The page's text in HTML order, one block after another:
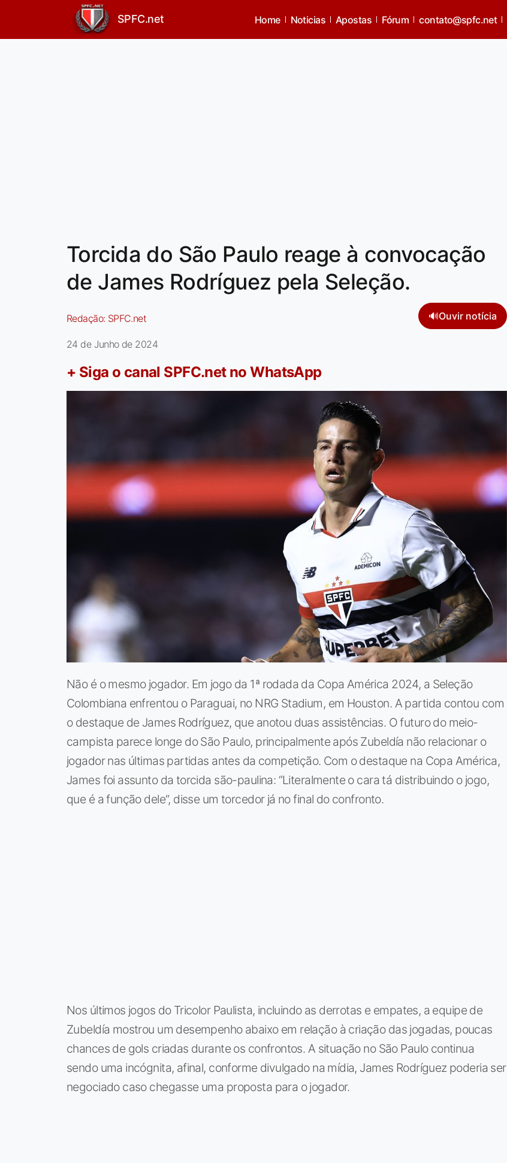
SPFC.net Home Noticias Apostas Fórum contato@spfc.net
Torcida do São Paulo reage à convocação
de James Rodríguez pela Seleção.
Redação: SPFC.net 🔊Ouvir notícia
24 de Junho de 2024
+ Siga o canal SPFC.net no WhatsApp
Não é o mesmo jogador. Em jogo da 1ª rodada da Copa América 2024, a Seleção
Colombiana enfrentou o Paraguai, no NRG Stadium, em Houston. A partida contou com
o destaque de James Rodríguez, que anotou duas assistências. O futuro do meio-
campista parece longe do São Paulo, principalmente após Zubeldía não relacionar o
jogador nas últimas partidas antes da competição. Com o destaque na Copa América,
James foi assunto da torcida são-paulina: “Literalmente o cara tá distribuindo o jogo,
que é a função dele“, disse um torcedor já no final do confronto.
Nos últimos jogos do Tricolor Paulista, incluindo as derrotas e empates, a equipe de
Zubeldía mostrou um desempenho abaixo em relação à criação das jogadas, poucas
chances de gols criadas durante os confrontos. A situação no São Paulo continua
sendo uma incógnita, afinal, conforme divulgado na mídia, James Rodríguez poderia ser
negociado caso chegasse uma proposta para o jogador.